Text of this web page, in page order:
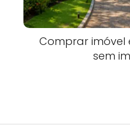
Comprar imóvel
sem